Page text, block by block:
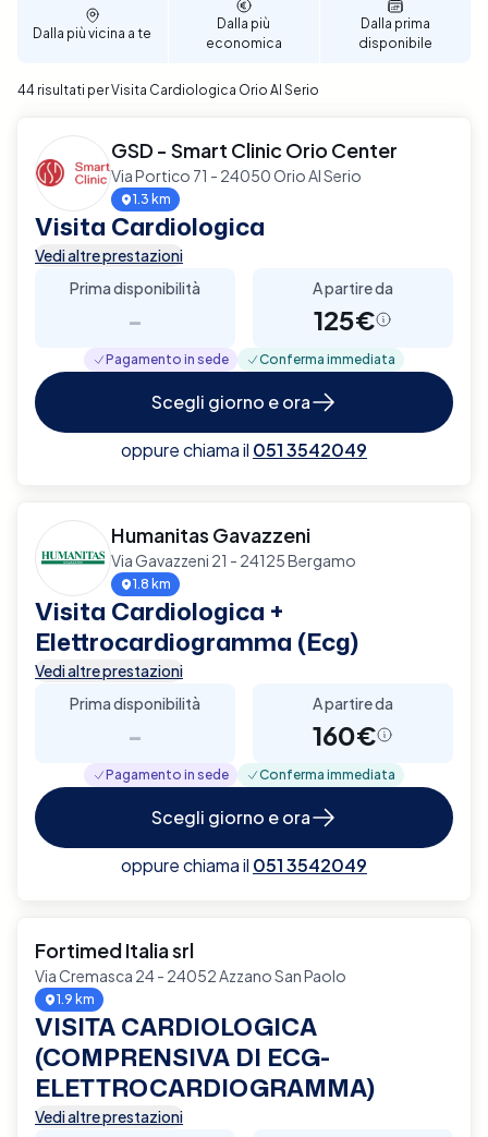
tue esigenze personali. Prenota ora per garantire un
supporto diagnostico completo e affidabile per la
Dalla più vicina a te
Dalla più
economica
Dalla prima
disponibile
44 risultati per Visita Cardiologica Orio Al Serio
GSD - Smart Clinic Orio Center
Via Portico 71 - 24050 Orio Al Serio
1.3 km
Visita Cardiologica
Vedi altre prestazioni
Prima disponibilità
-
A partire da
125€
Pagamento in sede Conferma immediata
Scegli giorno e ora
oppure chiama il 051 3542049
Humanitas Gavazzeni
Via Gavazzeni 21 - 24125 Bergamo
1.8 km
Visita Cardiologica +
Elettrocardiogramma (Ecg)
Vedi altre prestazioni
Prima disponibilità
-
A partire da
160€
Pagamento in sede Conferma immediata
Scegli giorno e ora
oppure chiama il 051 3542049
Fortimed Italia srl
Via Cremasca 24 - 24052 Azzano San Paolo
1.9 km
VISITA CARDIOLOGICA
(COMPRENSIVA DI ECG-
ELETTROCARDIOGRAMMA)
Vedi altre prestazioni